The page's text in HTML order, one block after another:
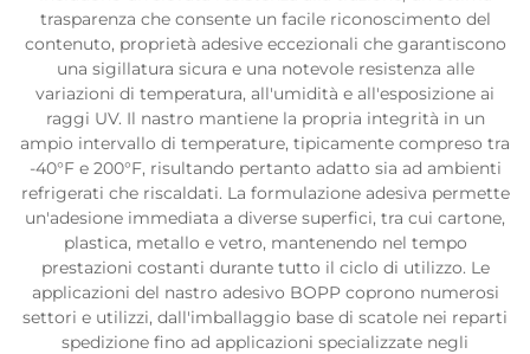
trasparenza che consente un facile riconoscimento del
contenuto, proprietà adesive eccezionali che garantiscono
una sigillatura sicura e una notevole resistenza alle
variazioni di temperatura, all'umidità e all'esposizione ai
raggi UV. Il nastro mantiene la propria integrità in un
ampio intervallo di temperature, tipicamente compreso tra
-40°F e 200°F, risultando pertanto adatto sia ad ambienti
refrigerati che riscaldati. La formulazione adesiva permette
un'adesione immediata a diverse superfici, tra cui cartone,
plastica, metallo e vetro, mantenendo nel tempo
prestazioni costanti durante tutto il ciclo di utilizzo. Le
applicazioni del nastro adesivo BOPP coprono numerosi
settori e utilizzi, dall'imballaggio base di scatole nei reparti
spedizione fino ad applicazioni specializzate negli